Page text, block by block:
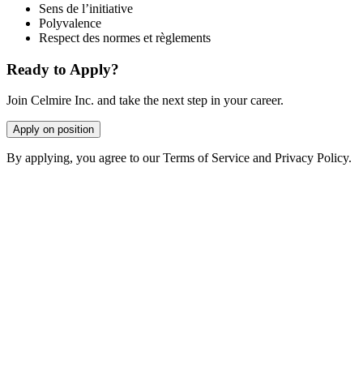
Sens de l’initiative
Polyvalence
Respect des normes et règlements
Ready to Apply?
Join Celmire Inc. and take the next step in your career.
Apply on position
By applying, you agree to our Terms of Service and Privacy Policy.